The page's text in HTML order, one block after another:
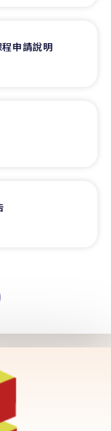
申請說明